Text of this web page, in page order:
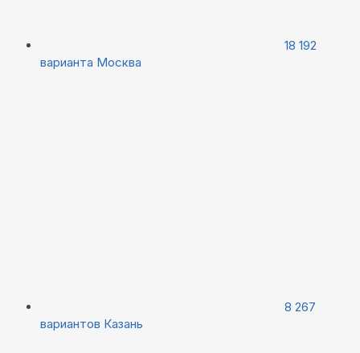
18 192
варианта Москва
8 267
вариантов Казань